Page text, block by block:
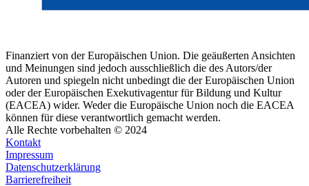
Finanziert von der Europäischen Union. Die geäußerten Ansichten
und Meinungen sind jedoch ausschließlich die des Autors/der
Autoren und spiegeln nicht unbedingt die der Europäischen Union
oder der Europäischen Exekutivagentur für Bildung und Kultur
(EACEA) wider. Weder die Europäische Union noch die EACEA
können für diese verantwortlich gemacht werden.
Alle Rechte vorbehalten © 2024
Kontakt
Impressum
Datenschutzerklärung
Barrierefreiheit